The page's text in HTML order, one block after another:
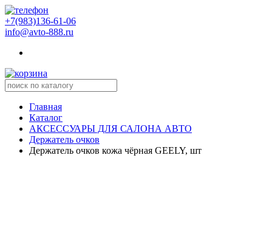
+7(983)136-61-06
info@avto-888.ru
Главная
Каталог
АКСЕССУАРЫ ДЛЯ САЛОНА АВТО
Держатель очков
Держатель очков кожа чёрная GEELY, шт